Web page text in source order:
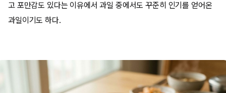
고 포만감도 있다는 이유에서 과일 중에서도 꾸준히 인기를 얻어온
과일이기도 하다.